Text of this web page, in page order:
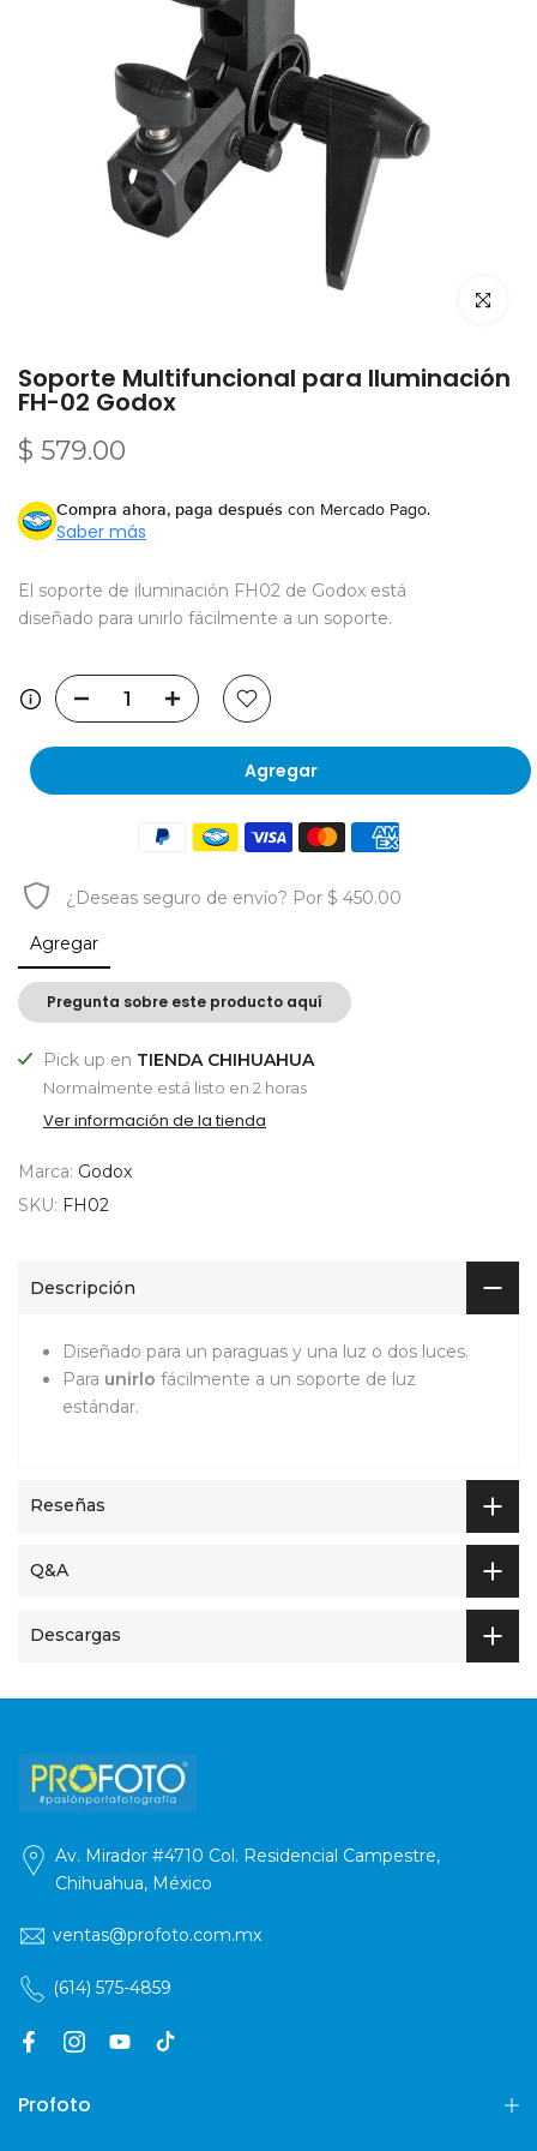
Click
Soporte Multifuncional para Iluminación
FH-02 Godox
$ 579.00
Compra ahora, paga después con Mercado Pago.
Saber más
El soporte de iluminación FH02 de Godox está
diseñado para unirlo fácilmente a un soporte.
Agregar
¿Deseas seguro de envío? Por $ 450.00
Agregar
Pregunta sobre este producto aquí
Pick up en TIENDA CHIHUAHUA
Normalmente está listo en 2 horas
Ver información de la tienda
Marca: Godox
SKU: FH02
Descripción
Diseñado para un paraguas y una luz o dos luces.
Para unirlo fácilmente a un soporte de luz
estándar.
Reseñas
Q&A
Descargas
Av. Mirador #4710 Col. Residencial Campestre,
Chihuahua, México
ventas@profoto.com.mx
(614) 575-4859
Profoto